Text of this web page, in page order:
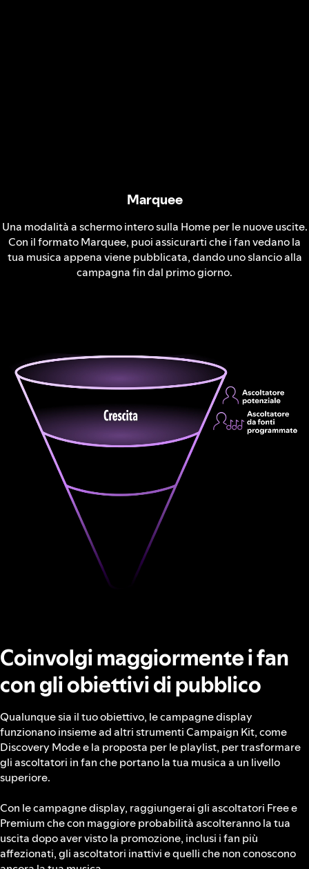
Marquee
Una modalità a schermo intero sulla Home per le nuove uscite.
Con il formato Marquee, puoi assicurarti che i fan vedano la
tua musica appena viene pubblicata, dando uno slancio alla
campagna fin dal primo giorno.
Coinvolgi maggiormente i fan
con gli obiettivi di pubblico
Qualunque sia il tuo obiettivo, le campagne display
funzionano insieme ad altri strumenti Campaign Kit, come
Discovery Mode e la proposta per le playlist, per trasformare
gli ascoltatori in fan che portano la tua musica a un livello
superiore.
Con le campagne display, raggiungerai gli ascoltatori Free e
Premium che con maggiore probabilità ascolteranno la tua
uscita dopo aver visto la promozione, inclusi i fan più
affezionati, gli ascoltatori inattivi e quelli che non conoscono